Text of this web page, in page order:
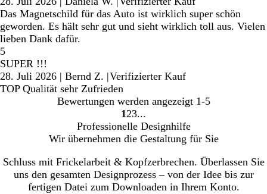
Das Magnetschild für das Auto ist wirklich super schön
geworden. Es hält sehr gut und sieht wirklich toll aus. Vielen
lieben Dank dafür.
5
SUPER !!!
28. Juli 2026 | Bernd Z. |Verifizierter Kauf
TOP Qualität sehr Zufrieden
Bewertungen werden angezeigt 1-5
Gehe
zu
Seite
1
1 Gehe
zu
Seite
2
2 Gehe
zu
Seite
3
Professionelle Designhilfe
Wir übernehmen die Gestaltung für Sie
Schluss mit Frickelarbeit & Kopfzerbrechen. Überlassen Sie
uns den gesamten Designprozess – von der Idee bis zur
fertigen Datei zum Downloaden in Ihrem Konto.